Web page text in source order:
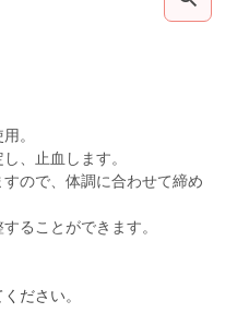
。
、止血します。
ので、体調に合わせて締め
ることができます。
ださい。